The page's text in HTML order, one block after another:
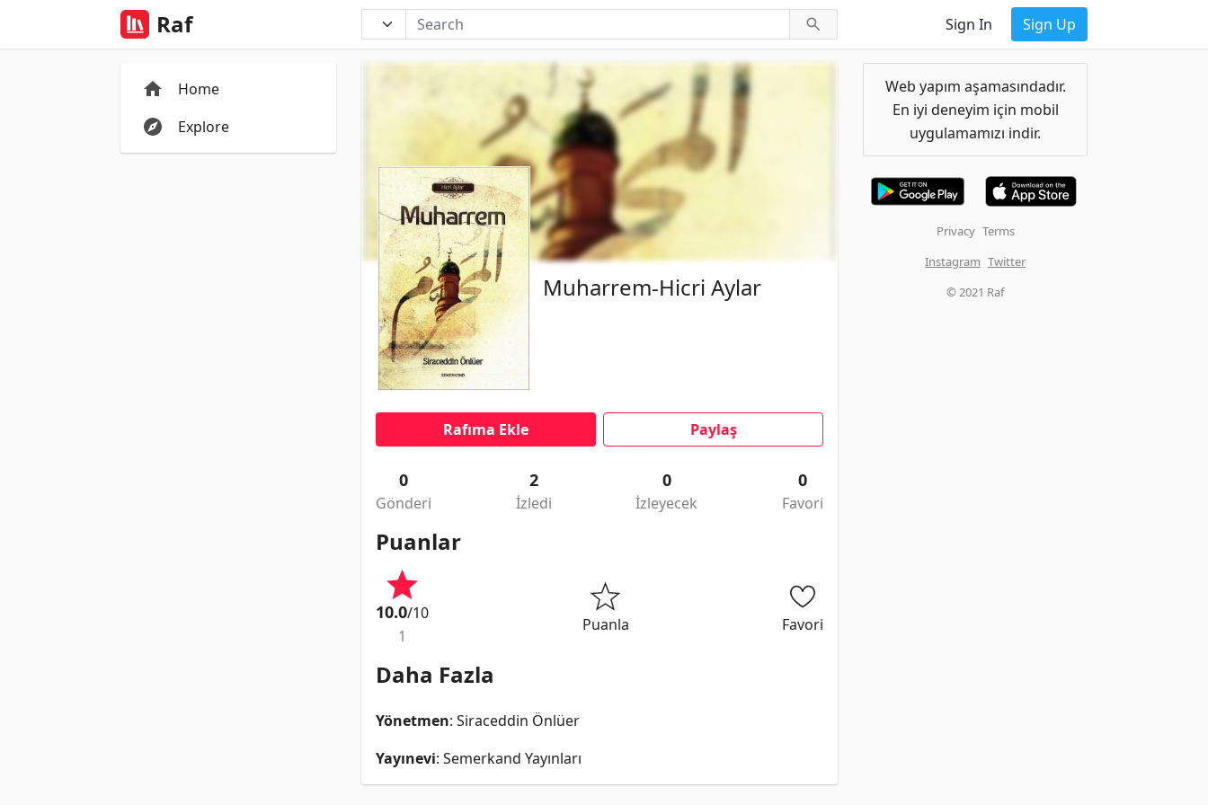
Raf Sign In Sign Up
Home
Explore
Muharrem-Hicri Aylar
Rafıma Ekle Paylaş
0
Gönderi
2
İzledi
0
İzleyecek
0
Favori
Puanlar
10.0/10
1
Puanla Favori
Daha Fazla
Yönetmen: Siraceddin Önlüer
Yayınevi: Semerkand Yayınları
Web yapım aşamasındadır.
En iyi deneyim için mobil
uygulamamızı indir.
Privacy Terms
Instagram Twitter
© 2021 Raf